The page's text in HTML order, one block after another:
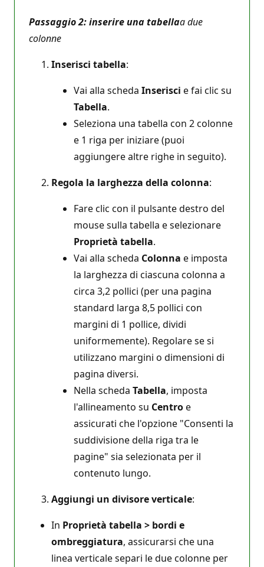
Passaggio 2: inserire una tabellaa due
colonne
Inserisci tabella:
Vai alla scheda Inserisci e fai clic su
Tabella.
Seleziona una tabella con 2 colonne
e 1 riga per iniziare (puoi
aggiungere altre righe in seguito).
Regola la larghezza della colonna:
Fare clic con il pulsante destro del
mouse sulla tabella e selezionare
Proprietà tabella.
Vai alla scheda Colonna e imposta
la larghezza di ciascuna colonna a
circa 3,2 pollici (per una pagina
standard larga 8,5 pollici con
margini di 1 pollice, dividi
uniformemente). Regolare se si
utilizzano margini o dimensioni di
pagina diversi.
Nella scheda Tabella, imposta
l'allineamento su Centroe
assicurati che l'opzione "Consenti la
suddivisione della riga tra le
pagine" sia selezionata per il
contenuto lungo.
Aggiungi un divisore verticale:
In Proprietà tabella > bordi e
ombreggiatura, assicurarsi che una
linea verticale separi le due colonne per